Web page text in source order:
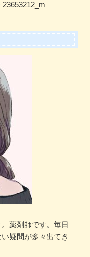
23653212_m
薬剤師です。毎日
疑問が多々出てき